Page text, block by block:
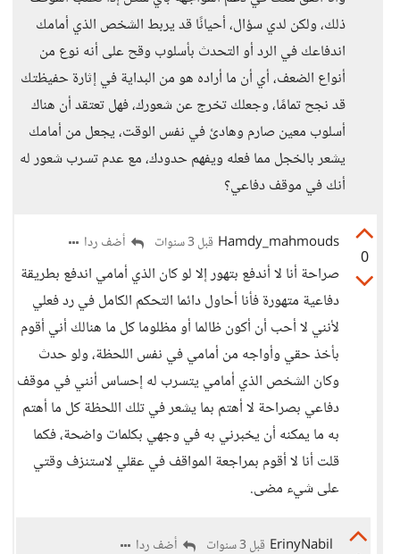
ذلك، ولكن لدي سؤال، أحيانًا قد يربط الشخص الذي أمامك
اندفاعك في الرد أو التحدث بأسلوب وقح على أنه نوع من
أنواع الضعف، أي أن ما أراده هو من البداية في إثارة حفيظتك
قد نجح تمامًا، وجعلك تخرج عن شعورك، فهل تعتقد أن هناك
أسلوب معين صارم وهادئ في نفس الوقت، يجعل من أمامك
يشعر بالخجل مما فعله ويفهم حدودك، مع عدم تسرب شعور له
أنك في موقف دفاعي؟
0
Hamdy_mahmouds قبل 3 سنوات أضف ردا
صراحة أنا لا أندفع بتهور إلا لو كان الذي أمامي اندفع بطريقة
دفاعية متهورة فأنا أحاول دائما التحكم الكامل في رد فعلي
لأنني لا أحب أن أكون ظالما أو مظلوما كل ما هنالك أني أقوم
بأخذ حقي وأواجه من أمامي في نفس اللحظة، ولو حدث
وكان الشخص الذي أمامي يتسرب له إحساس أنني في موقف
دفاعي بصراحة لا أهتم بما يشعر في تلك اللحظة كل ما أهتم
به ما يمكنه أن يخبرني به في وجهي بكلمات واضحة، فكما
قلت أنا لا أقوم بمراجعة المواقف في عقلي لاستنزف وقتي
على شيء مضى.
ErinyNabil قبل 3 سنوات أضف ردا